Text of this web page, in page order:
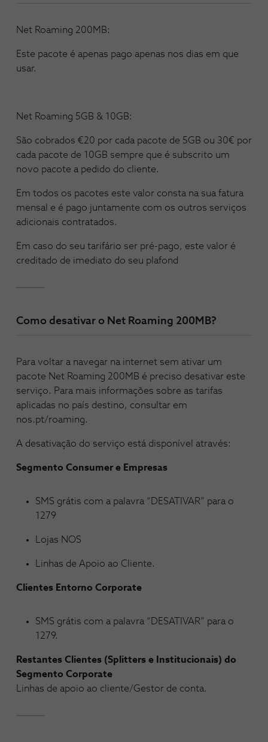
Net Roaming 200MB:
Este pacote é apenas pago apenas nos dias em que
usar.
Net Roaming 5GB & 10GB:
São cobrados €20 por cada pacote de 5GB ou 30€ por
cada pacote de 10GB sempre que é subscrito um
novo pacote a pedido do cliente.
Em todos os pacotes este valor consta na sua fatura
mensal e é pago juntamente com os outros serviços
adicionais contratados.
Em caso do seu tarifário ser pré-pago, este valor é
creditado de imediato do seu plafond
Como desativar o Net Roaming 200MB?
Para voltar a navegar na internet sem ativar um
pacote Net Roaming 200MB é preciso desativar este
serviço. Para mais informações sobre as tarifas
aplicadas no país destino, consultar em
nos.pt/roaming.
A desativação do serviço está disponível através:
Segmento Consumer e Empresas
SMS grátis com a palavra “DESATIVAR” para o
1279
Lojas NOS
Linhas de Apoio ao Cliente.
Clientes Entorno Corporate
SMS grátis com a palavra “DESATIVAR” para o
1279.
Restantes Clientes (Splitters e Institucionais) do
Segmento Corporate
Linhas de apoio ao cliente/Gestor de conta.